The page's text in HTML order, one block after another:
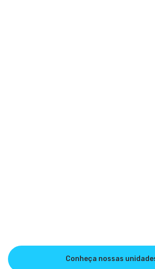
Conheça nossas